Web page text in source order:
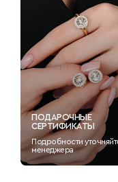
ПОДАРОЧНЫЕ
СЕРТИФИКАТЫ
Подробности
менеджера